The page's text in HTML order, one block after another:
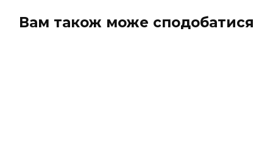
Вам також може сподобатися